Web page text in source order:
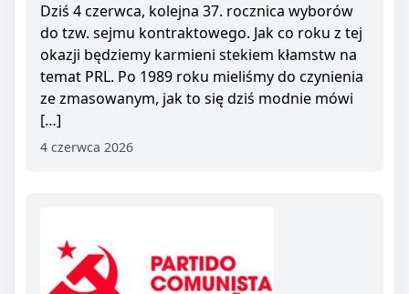
Dziś 4 czerwca, kolejna 37. rocznica wyborów
do tzw. sejmu kontraktowego. Jak co roku z tej
okazji będziemy karmieni stekiem kłamstw na
temat PRL. Po 1989 roku mieliśmy do czynienia
ze zmasowanym, jak to się dziś modnie mówi
[…]
4 czerwca 2026